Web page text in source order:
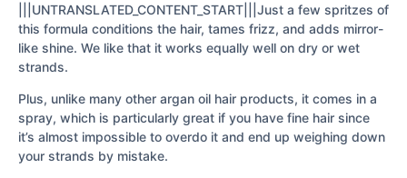
|||UNTRANSLATED_CONTENT_START|||Just a few spritzes of
this formula conditions the hair, tames frizz, and adds mirror-
like shine. We like that it works equally well on dry or wet
strands.
Plus, unlike many other argan oil hair products, it comes in a
spray, which is particularly great if you have fine hair since
it’s almost impossible to overdo it and end up weighing down
your strands by mistake.